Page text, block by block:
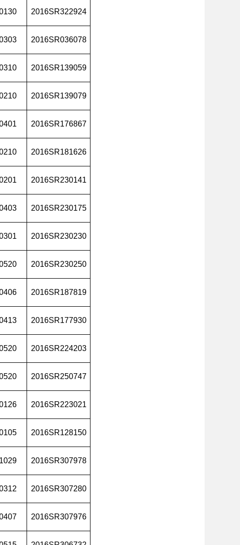
2016SR322924
2016SR036078
2016SR139059
2016SR139079
2016SR176867
2016SR181626
2016SR230141
2016SR230175
2016SR230230
2016SR230250
2016SR187819
2016SR177930
2016SR224203
2016SR250747
2016SR223021
2016SR128150
2016SR307978
2016SR307280
2016SR307976